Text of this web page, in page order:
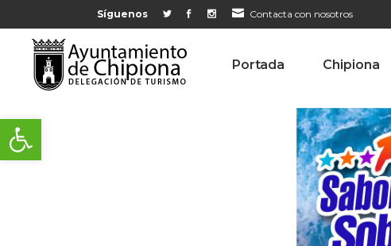
Abrir barra de herramientas
Síguenos Contacta con nosotros
Portada Chipiona